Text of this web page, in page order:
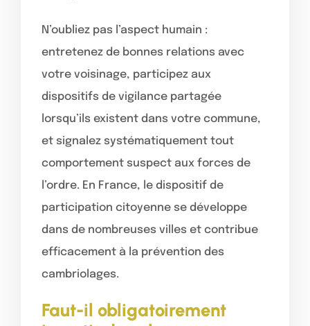
N’oubliez pas l’aspect humain :
entretenez de bonnes relations avec
votre voisinage, participez aux
dispositifs de vigilance partagée
lorsqu’ils existent dans votre commune,
et signalez systématiquement tout
comportement suspect aux forces de
l’ordre. En France, le dispositif de
participation citoyenne se développe
dans de nombreuses villes et contribue
efficacement à la prévention des
cambriolages.
Faut-il obligatoirement